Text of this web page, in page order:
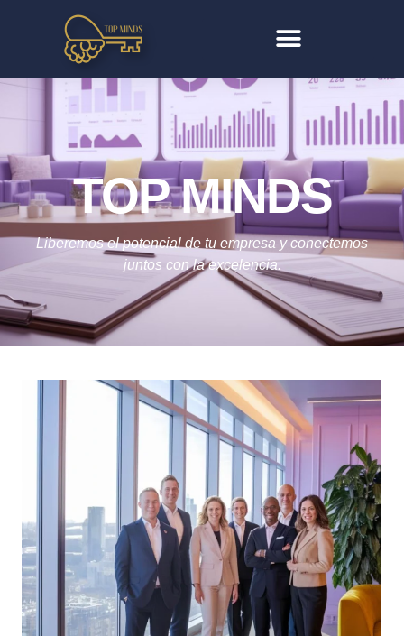
TOP MINDS
Liberemos el potencial de tu empresa y conectemos
juntos con la excelencia.